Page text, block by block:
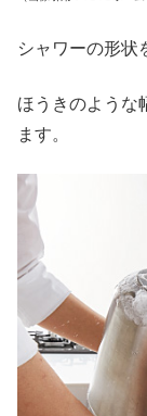
シャワーの形状
ほうきのような
ます。